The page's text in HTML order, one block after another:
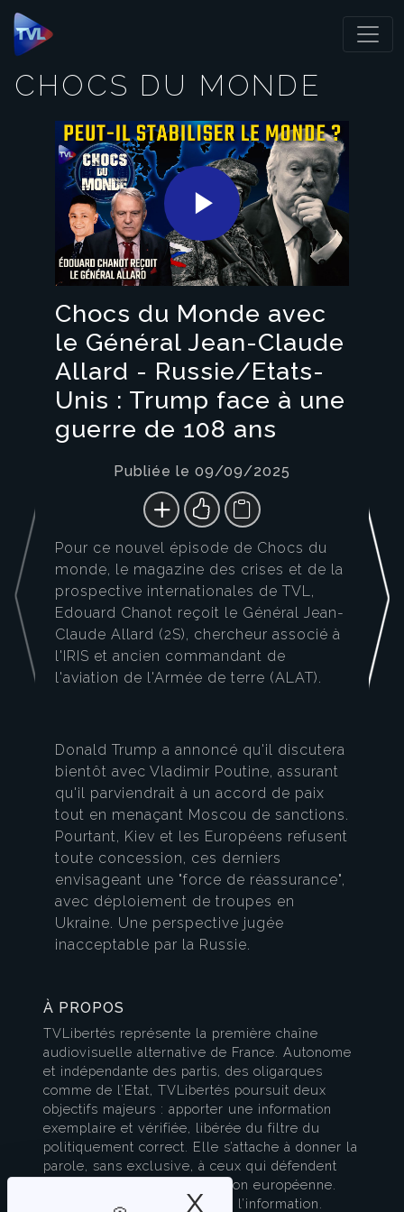
Panneau de gestion des cookies
X Masquer le
CHOCS DU MONDE
Play
Video
Chocs du Monde avec
le Général Jean-Claude
Allard - Russie/Etats-
Unis : Trump face à une
guerre de 108 ans
Publiée le 09/09/2025
Pour ce nouvel épisode de Chocs du
monde, le magazine des crises et de la
prospective internationales de TVL,
Edouard Chanot reçoit le Général Jean-
Claude Allard (2S), chercheur associé à
l'IRIS et ancien commandant de
l'aviation de l'Armée de terre (ALAT).
Donald Trump a annoncé qu'il discutera
bientôt avec Vladimir Poutine, assurant
qu'il parviendrait à un accord de paix
tout en menaçant Moscou de sanctions.
Pourtant, Kiev et les Européens refusent
toute concession, ces derniers
envisageant une "force de réassurance",
avec déploiement de troupes en
Ukraine. Une perspective jugée
inacceptable par la Russie.
À PROPOS
TVLibertés représente la première chaîne
audiovisuelle alternative de France. Autonome
et indépendante des partis, des oligarques
comme de l’Etat, TVLibertés poursuit deux
objectifs majeurs : apporter une information
exemplaire et vérifiée, libérée du filtre du
politiquement correct. Elle s’attache à donner la
parole, sans exclusive, à ceux qui défendent
l’esprit français et la civilisation européenne.
TVLibertés est à la pointe de l’information.